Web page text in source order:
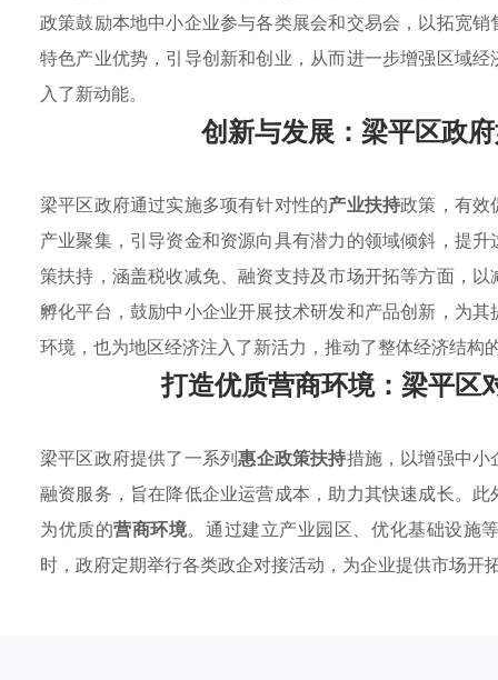
政策鼓励本地中小企业参与各类展会和交易会，以拓宽
特色产业优势，引导创新和创业，从而进一步增强区域
入了新动能。
创新与发展：梁平区政
梁平区政府通过实施多项有针对性的产业扶持政策，有效
产业聚集，引导资金和资源向具有潜力的领域倾斜，提
策扶持，涵盖税收减免、融资支持及市场开拓等方面，
孵化平台，鼓励中小企业开展技术研发和产品创新，为
环境，也为地区经济注入了新活力，推动了整体经济结构
打造优质营商环境：梁平区
梁平区政府提供了一系列惠企政策扶持措施，以增强中
融资服务，旨在降低企业运营成本，助力其快速成长。
为优质的营商环境。通过建立产业园区、优化基础设施
时，政府定期举行各类政企对接活动，为企业提供市场